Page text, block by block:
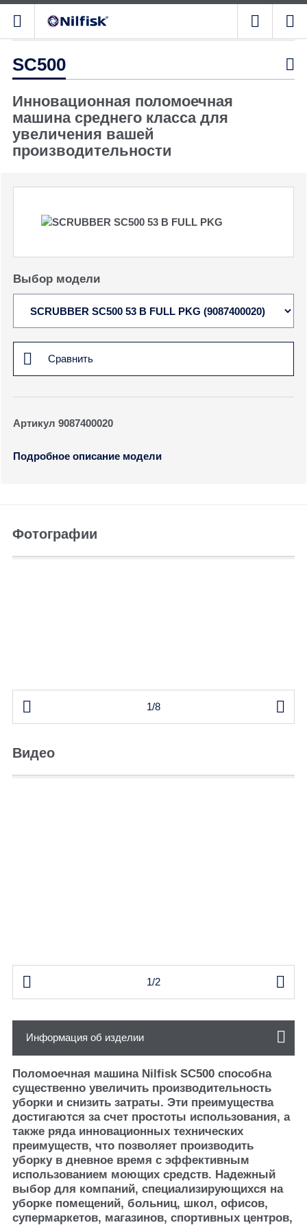
SC500 
Инновационная поломоечная
машина среднего класса для
увеличения вашей
производительности
Выбор модели
Сравнить
Артикул 9087400020
Подробное описание модели
Фотографии
 1/8 
Видео
 1/2 
Информация об изделии
Поломоечная машина Nilfisk SC500 способна
существенно увеличить производительность
уборки и снизить затраты. Эти преимущества
достигаются за счет простоты использования, а
также ряда инновационных технических
преимуществ, что позволяет производить
уборку в дневное время с эффективным
использованием моющих средств. Надежный
выбор для компаний, специализирующихся на
уборке помещений, больниц, школ, офисов,
супермаркетов, магазинов, спортивных центров,